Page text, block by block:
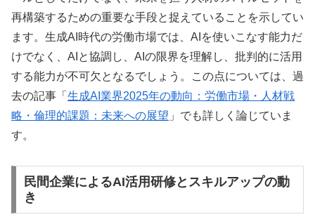
再構築するための重要な手段と捉えていることを示してい
ます。生成AI時代の労働市場では、AIを使いこなす能力だ
けでなく、AIと協調し、AIの限界を理解し、批判的に活用
する能力が不可欠となるでしょう。この点については、過
去の記事「 生成AI業界2025年の動向：労働市場・人材戦
略・倫理的課題：未来への展望 」でも詳しく論じていま
す。
民間企業によるAI活用研修とスキルアップの動
き